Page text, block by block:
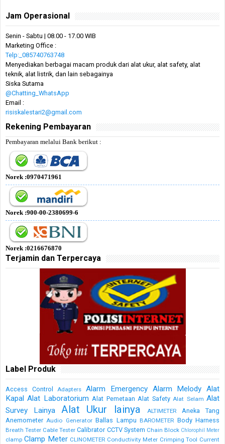
Jam Operasional
Senin - Sabtu | 08.00 - 17.00 WIB
Marketing Office :
Telp:_085740763748
Menyediakan berbagai macam produk dari alat ukur, alat safety, alat
teknik, alat listrik, dan lain sebagainya
Siska Sutama
@Chatting_WhatsApp
Email :
risiskalestari2@gmail.com
Rekening Pembayaran
Pembayaran melalui Bank berikut :
Norek :0970471961
Norek :900-00-2380699-6
Norek :0216676870
Terjamin dan Terpercaya
Label Produk
Access Control Adapters Alarm Emergency Alarm Melody Alat
Kapal Alat Laboratorium Alat Pemetaan Alat Safety Alat Selam Alat
Survey Lainya
Alat Ukur lainya ALTIMETER
Aneka Tang
Anemometer Audio Generator Ballas Lampu BAROMETER Body Harness
Breath Tester Cable Tester Calibrator CCTV System Chain Block Chlorophil Meter
clamp Clamp Meter CLINOMETER Conductivity Meter Crimping Tool Current